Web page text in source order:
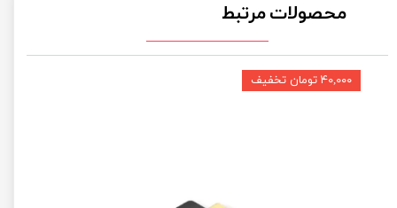
محصولات مرتبط
۴۰,۰۰۰ تومان تخفیف